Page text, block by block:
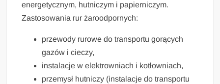
energetycznym, hutniczym i papierniczym.
Zastosowania rur żaroodpornych:
przewody rurowe do transportu gorących
gazów i cieczy,
instalacje w elektrowniach i kotłowniach,
przemysł hutniczy (instalacje do transportu